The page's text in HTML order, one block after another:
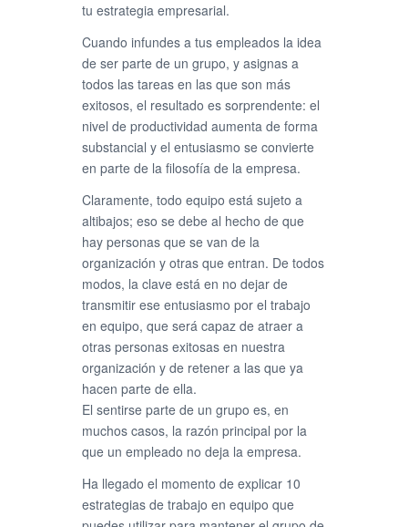
tu estrategia empresarial.
Cuando infundes a tus empleados la idea
de ser parte de un grupo, y asignas a
todos las tareas en las que son más
exitosos, el resultado es sorprendente: el
nivel de productividad aumenta de forma
substancial y el entusiasmo se convierte
en parte de la filosofía de la empresa.
Claramente, todo equipo está sujeto a
altibajos; eso se debe al hecho de que
hay personas que se van de la
organización y otras que entran. De todos
modos, la clave está en no dejar de
transmitir ese entusiasmo por el trabajo
en equipo, que será capaz de atraer a
otras personas exitosas en nuestra
organización y de retener a las que ya
hacen parte de ella.
El sentirse parte de un grupo es, en
muchos casos, la razón principal por la
que un empleado no deja la empresa.
Ha llegado el momento de explicar 10
estrategias de trabajo en equipo que